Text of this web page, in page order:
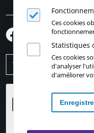
Ces cookies
Statistiques
Ces cookies
d'analyser
d'améliorer